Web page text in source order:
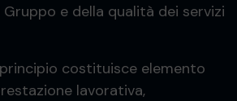
Gruppo e della qualità dei servizi
costituisce elemento
lavorativa,